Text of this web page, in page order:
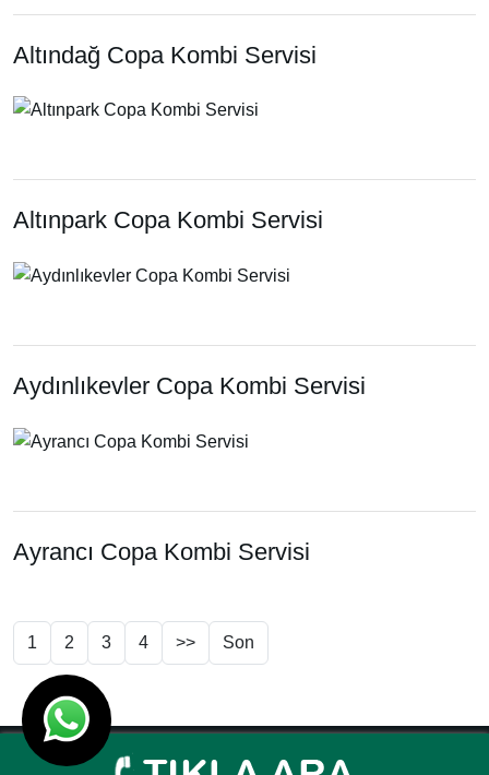
Altındağ Copa Kombi Servisi
Altınpark Copa Kombi Servisi
Aydınlıkevler Copa Kombi Servisi
Ayrancı Copa Kombi Servisi
1 2 3 4 >> Son